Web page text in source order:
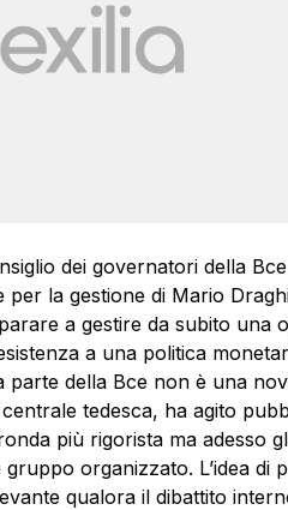
dei governatori della
la gestione di Mario
a gestire da subito una
a una politica
parte della Bce non è una
tedesca, ha agito
più rigorista ma adesso
organizzato. L’idea di
qualora il dibattito